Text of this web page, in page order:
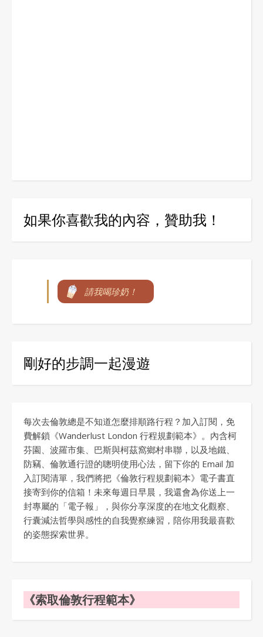
如果你喜歡我的內容，贊助我！
請我喝珍奶！
剛好的步調一起漫遊
每次去倫敦總是不知道怎麼排順路行程？加入訂閱，免
費解鎖《Wanderlust London 行程規劃範本》。內含柯
芬園、波羅市集、巴斯與柯茲窩鄉村串聯，以及地鐵、
防竊、倫敦通行證的聰明使用心法，留下你的 Email 加
入訂閱清單，我們將把《倫敦行程規劃範本》電子書直
接寄到你的信箱！未來每週日早晨，我還會為你送上一
封專屬的「電子報」，與你分享深度的在地文化觀察、
行囊減法哲學與感性的自我覺察練習，陪你用我最喜歡
的姿態探索世界。
《索取倫敦行程範本》